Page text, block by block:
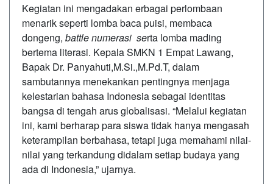
Kegiatan ini mengadakan erbagai perlombaan
menarik seperti lomba baca puisi, membaca
dongeng, battle numerasi serta lomba mading
bertema literasi. Kepala SMKN 1 Empat Lawang,
Bapak Dr. Panyahuti,M.Si.,M.Pd.T, dalam
sambutannya menekankan pentingnya menjaga
kelestarian bahasa Indonesia sebagai identitas
bangsa di tengah arus globalisasi. “Melalui kegiatan
ini, kami berharap para siswa tidak hanya mengasah
keterampilan berbahasa, tetapi juga memahami nilai-
nilai yang terkandung didalam setiap budaya yang
ada di Indonesia,” ujarnya.